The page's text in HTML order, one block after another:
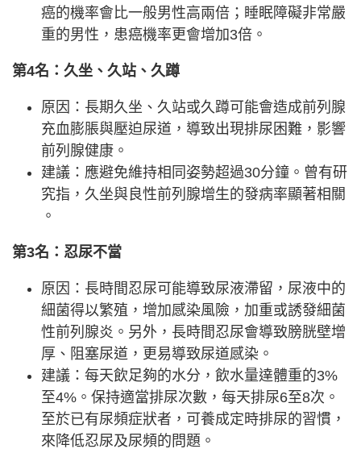
癌的機率會比一般男性高兩倍；睡眠障礙非常嚴
重的男性，患癌機率更會增加3倍。
第4名：久坐、久站、久蹲
原因：長期久坐、久站或久蹲可能會造成前列腺
充血膨脹與壓迫尿道，導致出現排尿困難，影響
前列腺健康。
建議：應避免維持相同姿勢超過30分鐘。曾有研
究指，久坐與良性前列腺增生的發病率顯著相關
。
第3名：忍尿不當
原因：長時間忍尿可能導致尿液滯留，尿液中的
細菌得以繁殖，增加感染風險，加重或誘發細菌
性前列腺炎。另外，長時間忍尿會導致膀胱壁增
厚、阻塞尿道，更易導致尿道感染。
建議：每天飲足夠的水分，飲水量達體重的3%
至4%。保持適當排尿次數，每天排尿6至8次。
至於已有尿頻症狀者，可養成定時排尿的習慣，
來降低忍尿及尿頻的問題。